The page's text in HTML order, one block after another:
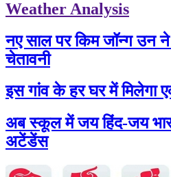
Weather Analysis
नए साल पर किम जॉन्ग उन ने
चेतावनी
इस गांव के हर घर में
अब स्कूल में जय हिंद-जय
अटेंडेंस